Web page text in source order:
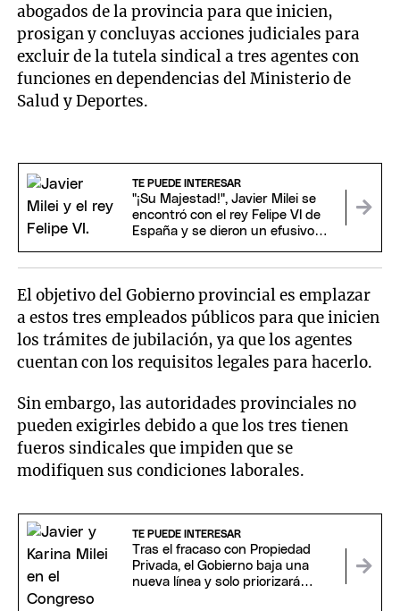
abogados de la provincia para que inicien,
prosigan y concluyas acciones judiciales para
excluir de la tutela sindical a tres agentes con
funciones en dependencias del Ministerio de
Salud y Deportes.
TE PUEDE INTERESAR
"¡Su Majestad!", Javier Milei se
encontró con el rey Felipe VI de
España y se dieron un efusivo
El objetivo del Gobierno provincial es emplazar
a estos tres empleados públicos para que inicien
los trámites de jubilación, ya que los agentes
cuentan con los requisitos legales para hacerlo.
Sin embargo, las autoridades provinciales no
pueden exigirles debido a que los tres tienen
fueros sindicales que impiden que se
modifiquen sus condiciones laborales.
TE PUEDE INTERESAR
Tras el fracaso con Propiedad
Privada, el Gobierno baja una
nueva línea y solo priorizará